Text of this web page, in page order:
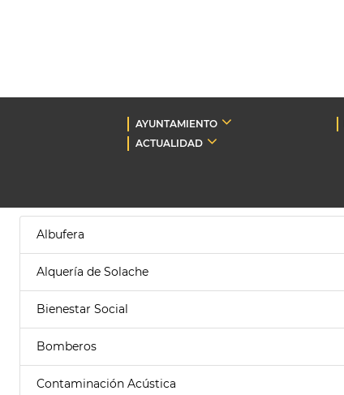
AYUNTAMIENTO
ACTUALIDAD
Albufera
Alquería de Solache
Bienestar Social
Bomberos
Contaminación Acústica